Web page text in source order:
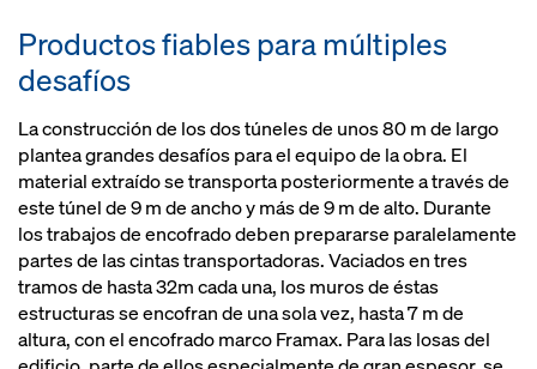
Productos fiables para múltiples
desafíos
La construcción de los dos túneles de unos 80 m de largo
plantea grandes desafíos para el equipo de la obra. El
material extraído se transporta posteriormente a través de
este túnel de 9 m de ancho y más de 9 m de alto. Durante
los trabajos de encofrado deben prepararse paralelamente
partes de las cintas transportadoras. Vaciados en tres
tramos de hasta 32m cada una, los muros de éstas
estructuras se encofran de una sola vez, hasta 7 m de
altura, con el encofrado marco Framax. Para las losas del